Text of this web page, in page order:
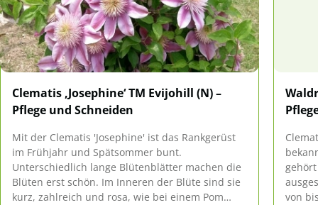
Clematis ‚Josephine‘ TM Evijohill (N) –
Pflege und Schneiden
Mit der Clematis 'Josephine' ist das Rankgerüst
im Frühjahr und Spätsommer bunt.
Unterschiedlich lange Blütenblätter machen die
Blüten erst schön. Im Inneren der Blüte sind sie
kurz, zahlreich und rosa, wie bei einem Pom
von